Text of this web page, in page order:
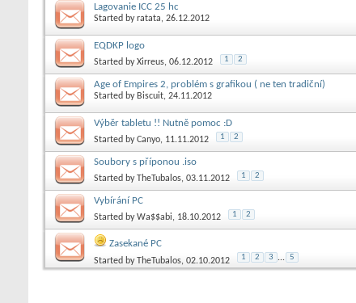
Lagovanie ICC 25 hc
Started byratata, 26.12.2012
EQDKP logo
Started byXirreus, 06.12.2012 1 2
Age of Empires 2, problém s grafikou ( ne ten tradiční)
Started by Biscuit, 24.11.2012
Výběr tabletu !! Nutně pomoc :D
Started byCanyo, 11.11.2012 1 2
Soubory s příponou .iso
Started byTheTubalos, 03.11.2012 1 2
Vybírání PC
Started byWa$$abi, 18.10.2012 1 2
Zasekané PC
Started byTheTubalos, 02.10.2012 1 2 3 ... 5